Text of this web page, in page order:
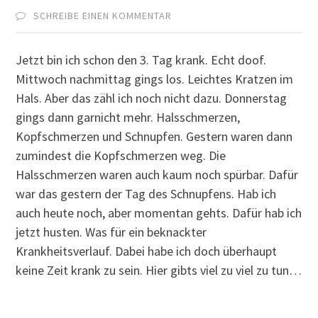
SCHREIBE EINEN KOMMENTAR
Jetzt bin ich schon den 3. Tag krank. Echt doof.
Mittwoch nachmittag gings los. Leichtes Kratzen im
Hals. Aber das zähl ich noch nicht dazu. Donnerstag
gings dann garnicht mehr. Halsschmerzen,
Kopfschmerzen und Schnupfen. Gestern waren dann
zumindest die Kopfschmerzen weg. Die
Halsschmerzen waren auch kaum noch spürbar. Dafür
war das gestern der Tag des Schnupfens. Hab ich
auch heute noch, aber momentan gehts. Dafür hab ich
jetzt husten. Was für ein beknackter
Krankheitsverlauf. Dabei habe ich doch überhaupt
keine Zeit krank zu sein. Hier gibts viel zu viel zu tun…